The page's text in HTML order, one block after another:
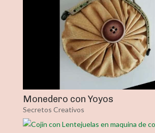
Monedero con Yoyos
Secretos Creativos